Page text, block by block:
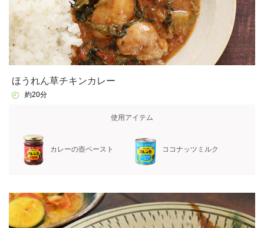
ほうれん草チキンカレー
約20分
使用アイテム
カレーの壺ペースト ココナッツミルク